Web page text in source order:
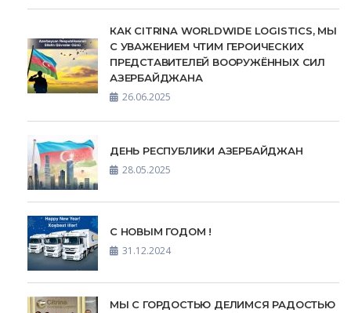
КАК CITRINA WORLDWIDE LOGISTICS, МЫ
С УВАЖЕНИЕМ ЧТИМ ГЕРОИЧЕСКИХ
ПРЕДСТАВИТЕЛЕЙ ВООРУЖЁННЫХ СИЛ
АЗЕРБАЙДЖАНА
26.06.2025
ДЕНЬ РЕСПУБЛИКИ АЗЕРБАЙДЖАН
28.05.2025
С НОВЫМ ГОДОМ !
31.12.2024
МЫ С ГОРДОСТЬЮ ДЕЛИМСЯ РАДОСТЬЮ